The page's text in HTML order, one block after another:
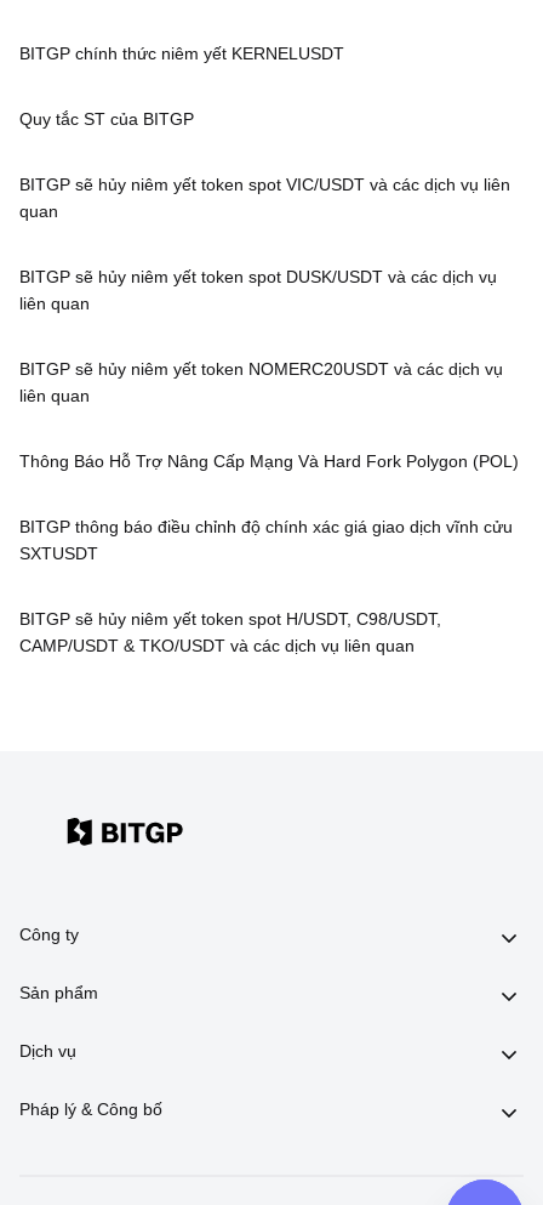
BITGP chính thức niêm yết KERNELUSDT
Quy tắc ST của BITGP
BITGP sẽ hủy niêm yết token spot VIC/USDT và các dịch vụ liên
quan
BITGP sẽ hủy niêm yết token spot DUSK/USDT và các dịch vụ
liên quan
BITGP sẽ hủy niêm yết token NOMERC20USDT và các dịch vụ
liên quan
Thông Báo Hỗ Trợ Nâng Cấp Mạng Và Hard Fork Polygon (POL)
BITGP thông báo điều chỉnh độ chính xác giá giao dịch vĩnh cửu
SXTUSDT
BITGP sẽ hủy niêm yết token spot H/USDT, C98/USDT,
CAMP/USDT & TKO/USDT và các dịch vụ liên quan
Công ty
Sản phẩm
Dịch vụ
Pháp lý & Công bố